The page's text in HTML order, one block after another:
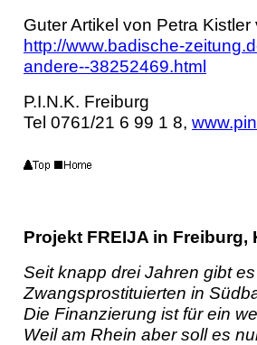
Guter Artikel von Petra
http://www.badische-
andere--38252469.html
P.I.N.K. Freiburg
Tel 0761/21 6 99 1 8,
Projekt FREIJA in Freiburg,
Seit knapp drei Jahren gibt
Zwangsprostituierten in
Die Finanzierung ist für ein
Weil am Rhein aber soll es